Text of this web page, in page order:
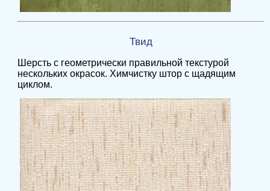
Твид
Шерсть с геометрически правильной текстурой
нескольких окрасок. Химчистку штор с щадящим
циклом.